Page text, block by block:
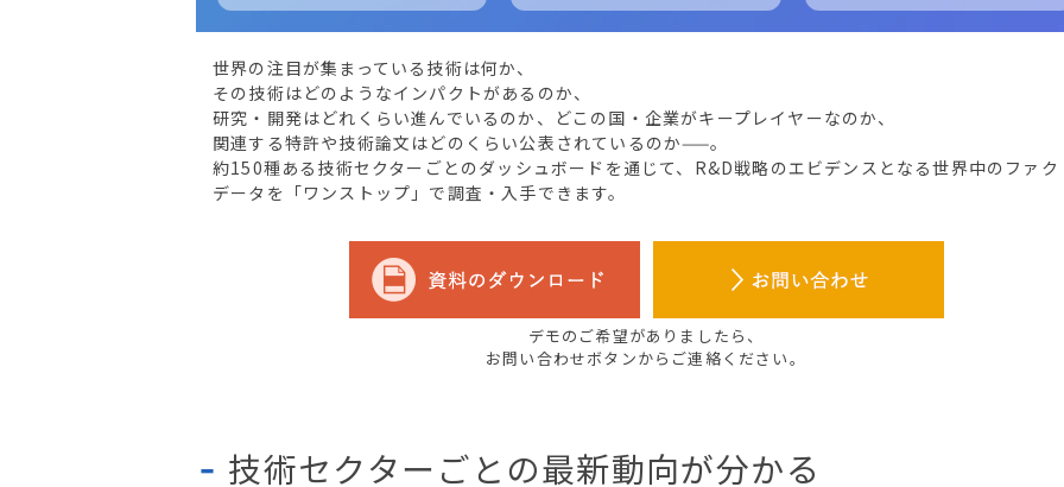
世界の注目が集まっている技術は何か、
その技術はどのようなインパクトがあるのか、
研究・開発はどれくらい進んでいるのか、どこの国・企業がキープレイヤーなのか、
関連する特許や技術論文はどのくらい公表されているのか——。
約150種ある技術セクターごとのダッシュボードを通じて、R&D戦略のエビデンスとなる世界中のファク
データを「ワンストップ」で調査・入手できます。
デモのご希望がありましたら、
お問い合わせボタンからご連絡ください。
技術セクターごとの最新動向が分かる